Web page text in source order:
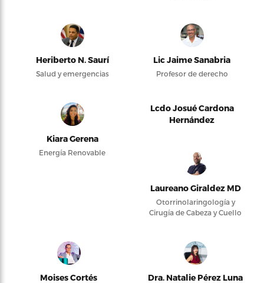
Heriberto N. Saurí
Salud y emergencias
Lic Jaime Sanabria
Profesor de derecho
Kiara Gerena
Energía Renovable
Lcdo Josué Cardona
Hernández
Laureano Giraldez MD
Otorrinolaringología y
Cirugía de Cabeza y Cuello
Moises Cortés Dra. Natalie Pérez Luna